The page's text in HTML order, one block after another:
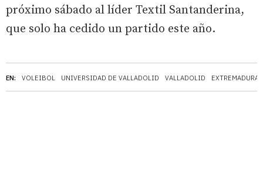
EN: VOLEIBOL UNIVERSIDAD DE VALLADOLID VALLADOLID EXTREMADURA
próximo sábado al líder Textil Santanderina,
que solo ha cedido un partido este año.